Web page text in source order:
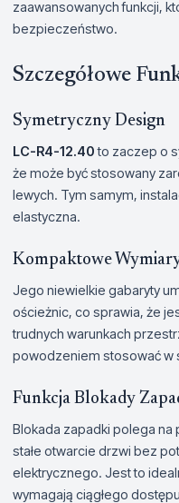
zaawansowanych funkcji,
bezpieczeństwo.
Szczegółowe
Symetryczny Design
LC-R4-12.40to zaczep o
że może być stosowany
lewych. Tym samym,
elastyczna.
Kompaktowe
Jego niewielkie gabaryty
ościeżnic, co sprawia, że
trudnych warunkach
powodzeniem stosować w
Funkcja Blokady
Blokada zapadki polega na
stałe otwarcie drzwi bez
elektrycznego. Jest to
wymagają ciągłego